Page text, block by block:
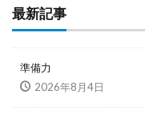
最新記事
準備力
2026年8月4日